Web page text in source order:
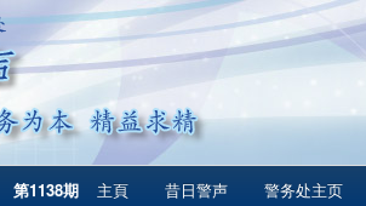
第1138期 主頁 昔日警声 警务处主页